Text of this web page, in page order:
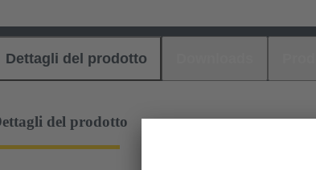
Dettagli del prodotto
del prodotto